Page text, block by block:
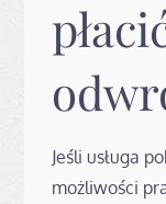
Jeśli usługa
możliwości